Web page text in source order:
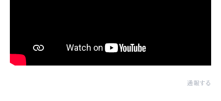
通報する